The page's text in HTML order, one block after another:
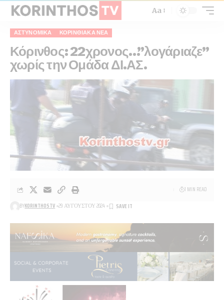
Aa
ΑΣΤΥΝΟΜΙΚΆ ΚΟΡΙΝΘΙΑΚΆ ΝΈΑ
Κόρινθος: 22χρονος…”λογάριαζε”
χωρίς την Ομάδα ΔΙ.ΑΣ.
BYKORINTHOSTV 29 ΑΥΓΟΎΣΤΟΥ 2024
1 MIN READ